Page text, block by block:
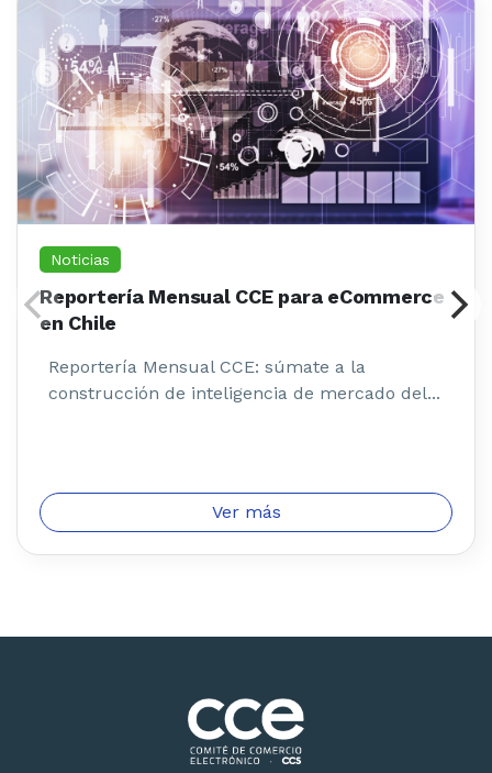
Noticias
Reportería Mensual CCE para eCommerce
en Chile
Reportería Mensual CCE: súmate a la
construcción de inteligencia de mercado del...
Ver más